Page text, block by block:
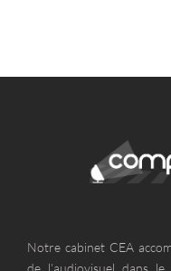
Notre cabinet CEA
de l’audiovisuel dans